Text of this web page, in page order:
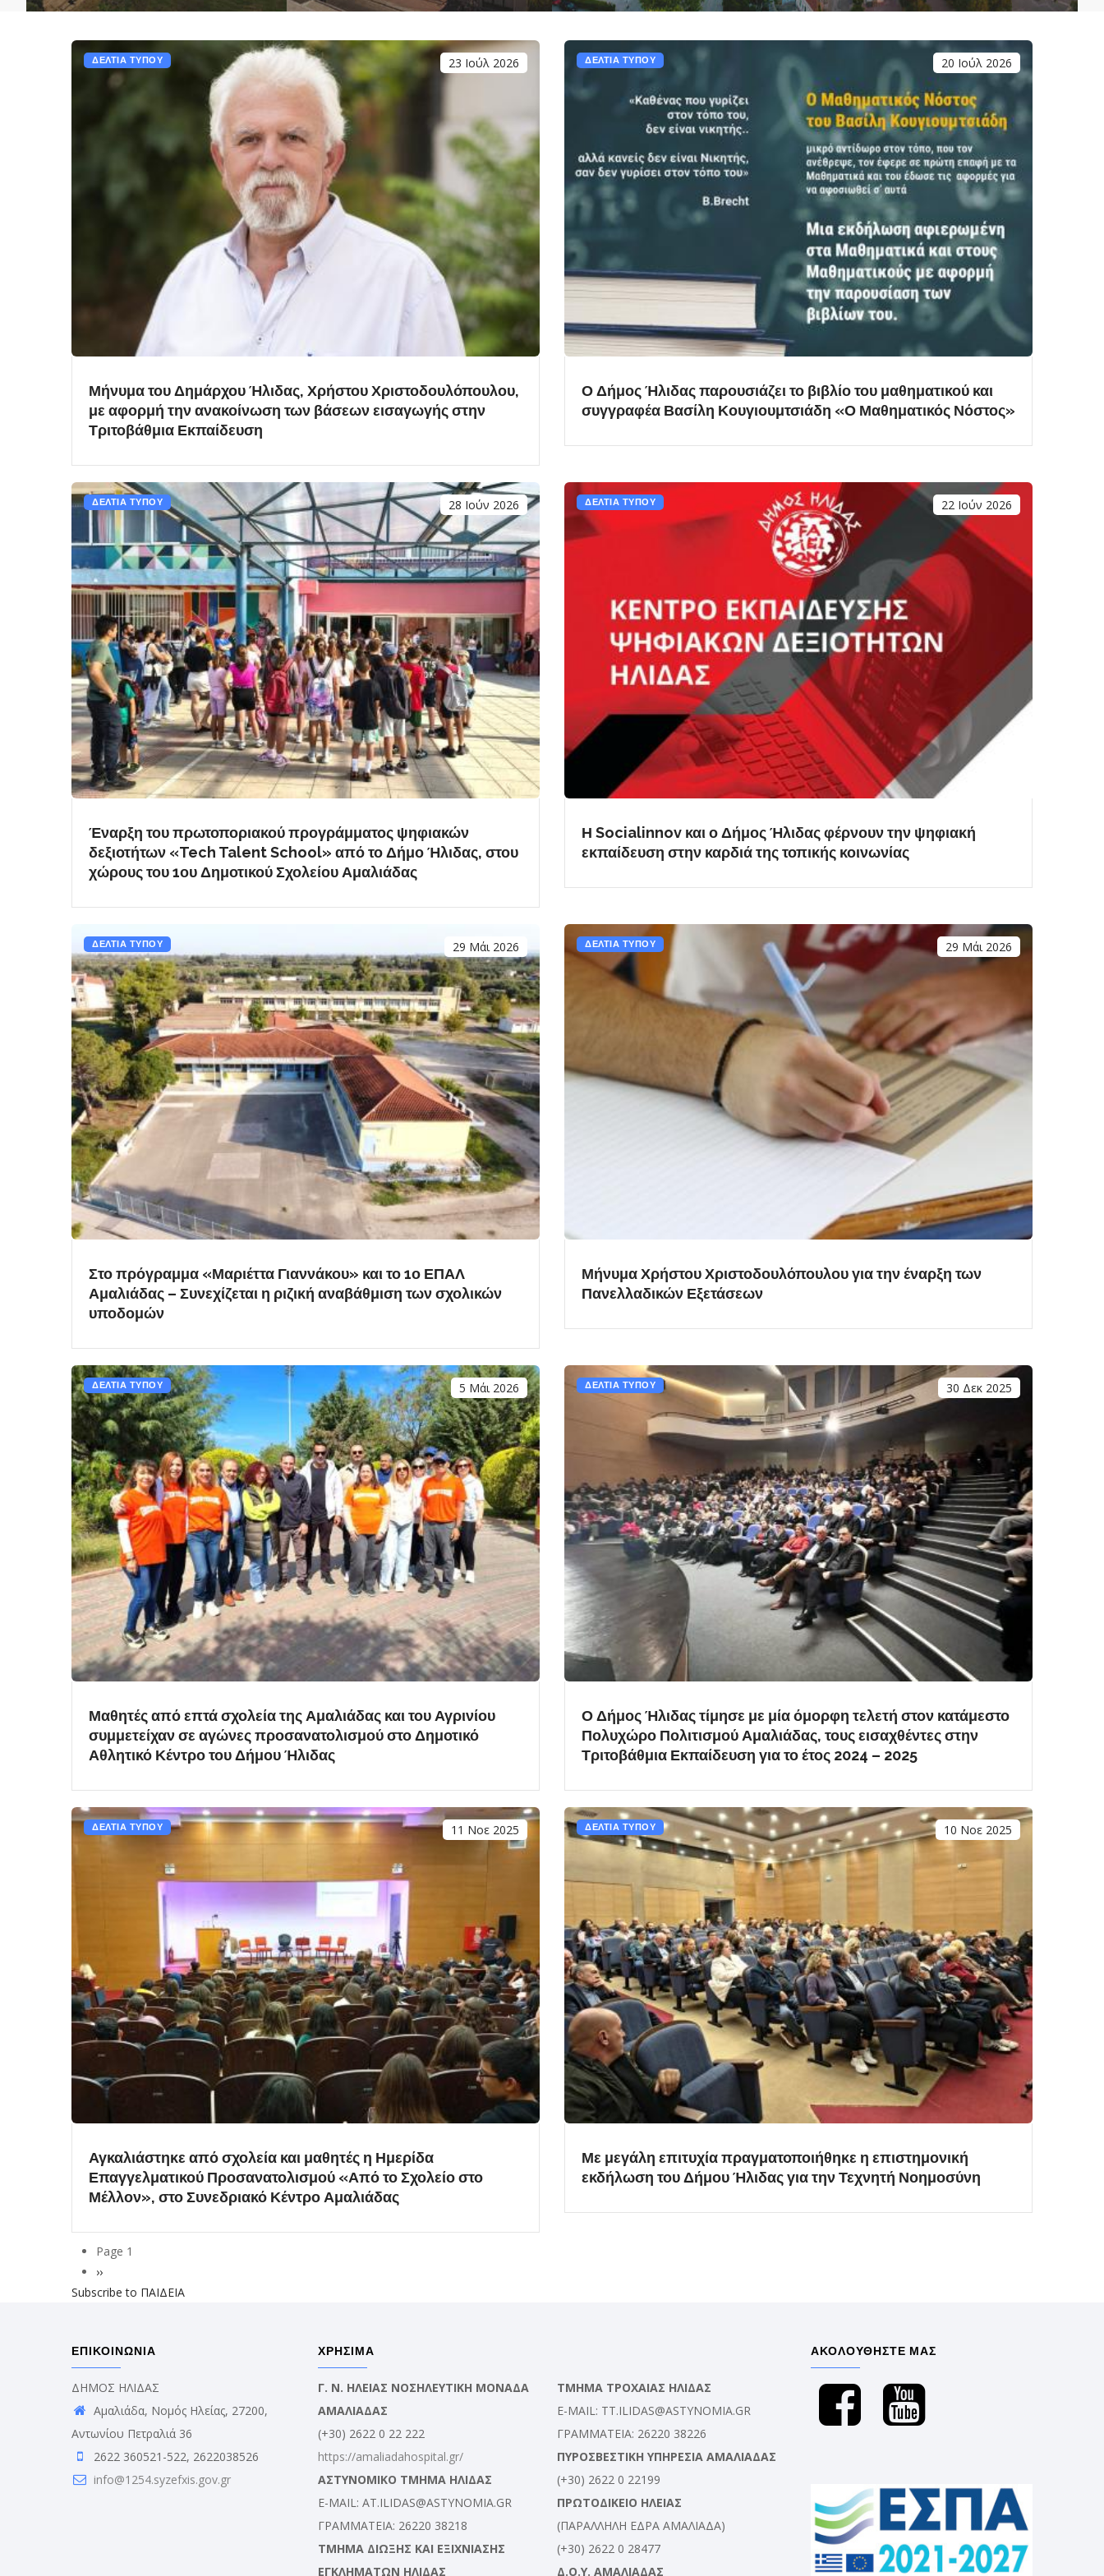
ΔΕΛΤΙΑ ΤΥΠΟΥ 23 Ιούλ 2026
Μήνυμα του Δημάρχου Ήλιδας, Χρήστου Χριστοδουλόπουλου,
με αφορμή την ανακοίνωση των βάσεων εισαγωγής στην
Τριτοβάθμια Εκπαίδευση
ΔΕΛΤΙΑ ΤΥΠΟΥ 20 Ιούλ 2026
Ο Δήμος Ήλιδας παρουσιάζει το βιβλίο του μαθηματικού και
συγγραφέα Βασίλη Κουγιουμτσιάδη «Ο Μαθηματικός Νόστος»
ΔΕΛΤΙΑ ΤΥΠΟΥ 28 Ιούν 2026
Έναρξη του πρωτοποριακού προγράμματος ψηφιακών
δεξιοτήτων «Tech Talent School» από το Δήμο Ήλιδας, στου
χώρους του 1ου Δημοτικού Σχολείου Αμαλιάδας
ΔΕΛΤΙΑ ΤΥΠΟΥ 22 Ιούν 2026
Η Socialinnov και ο Δήμος Ήλιδας φέρνουν την ψηφιακή
εκπαίδευση στην καρδιά της τοπικής κοινωνίας
ΔΕΛΤΙΑ ΤΥΠΟΥ 29 Μάι 2026
Στο πρόγραμμα «Μαριέττα Γιαννάκου» και το 1ο ΕΠΑΛ
Αμαλιάδας – Συνεχίζεται η ριζική αναβάθμιση των σχολικών
υποδομών
ΔΕΛΤΙΑ ΤΥΠΟΥ 29 Μάι 2026
Μήνυμα Χρήστου Χριστοδουλόπουλου για την έναρξη των
Πανελλαδικών Εξετάσεων
ΔΕΛΤΙΑ ΤΥΠΟΥ 5 Μάι 2026
Μαθητές από επτά σχολεία της Αμαλιάδας και του Αγρινίου
συμμετείχαν σε αγώνες προσανατολισμού στο Δημοτικό
Αθλητικό Κέντρο του Δήμου Ήλιδας
ΔΕΛΤΙΑ ΤΥΠΟΥ 30 Δεκ 2025
Ο Δήμος Ήλιδας τίμησε με μία όμορφη τελετή στον κατάμεστο
Πολυχώρο Πολιτισμού Αμαλιάδας, τους εισαχθέντες στην
Τριτοβάθμια Εκπαίδευση για το έτος 2024 – 2025
ΔΕΛΤΙΑ ΤΥΠΟΥ 11 Νοε 2025
Αγκαλιάστηκε από σχολεία και μαθητές η Ημερίδα
Επαγγελματικού Προσανατολισμού «Από το Σχολείο στο
Μέλλον», στο Συνεδριακό Κέντρο Αμαλιάδας
ΔΕΛΤΙΑ ΤΥΠΟΥ 10 Νοε 2025
Με μεγάλη επιτυχία πραγματοποιήθηκε η επιστημονική
εκδήλωση του Δήμου Ήλιδας για την Τεχνητή Νοημοσύνη
Σελιδοποίηση
Page 1
Next
page
››
Subscribe to ΠΑΙΔΕΙΑ
ΕΠΙΚΟΙΝΩΝΙΑ
ΔΗΜΟΣ ΗΛΙΔΑΣ
Αμαλιάδα, Νομός Ηλείας, 27200,
Αντωνίου Πετραλιά 36
2622 360521-522, 2622038526
info@1254.syzefxis.gov.gr
ΧΡΗΣΙΜΑ
Γ. Ν. ΗΛΕΙΑΣ ΝΟΣΗΛΕΥΤΙΚΗ ΜΟΝΑΔΑ
ΑΜΑΛΙΑΔΑΣ
(+30) 2622 0 22 222
https://amaliadahospital.gr/
ΑΣΤΥΝΟΜΙΚΟ ΤΜΗΜΑ ΗΛΙΔΑΣ
E-MAIL: AT.ILIDAS@ASTYNOMIA.GR
ΓΡΑΜΜΑΤΕΙΑ: 26220 38218
ΤΜΗΜΑ ΔΙΩΞΗΣ ΚΑΙ ΕΞΙΧΝΙΑΣΗΣ
ΕΓΚΛΗΜΑΤΩΝ ΗΛΙΔΑΣ
ΤΜΗΜΑ ΤΡΟΧΑΙΑΣ ΗΛΙΔΑΣ
E-MAIL: TT.ILIDAS@ASTYNOMIA.GR
ΓΡΑΜΜΑΤΕΙΑ: 26220 38226
ΠΥΡΟΣΒΕΣΤΙΚΗ ΥΠΗΡΕΣΙΑ ΑΜΑΛΙΑΔΑΣ
(+30) 2622 0 22199
ΠΡΩΤΟΔΙΚΕΙΟ ΗΛΕΙΑΣ
(ΠΑΡΑΛΛΗΛΗ ΕΔΡΑ ΑΜΑΛΙΑΔΑ)
(+30) 2622 0 28477
Δ.Ο.Υ. ΑΜΑΛΙΑΔΑΣ
ΑΚΟΛΟΥΘΗΣΤΕ ΜΑΣ